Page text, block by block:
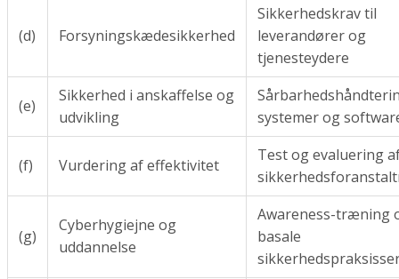
(d) Forsyningskædesikkerhed
Sikkerhedskrav til
leverandører og
tjenesteydere
(e)
Sikkerhed i anskaffelse og
udvikling
systemer og
(f) Vurdering af effektivitet
Test og evaluering
(g)
Cyberhygiejne og
uddannelse
Awareness-træning
basale